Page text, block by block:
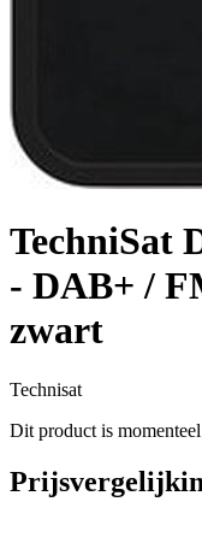
TechniSat
- DAB+ /
zwart
Technisat
Dit product is